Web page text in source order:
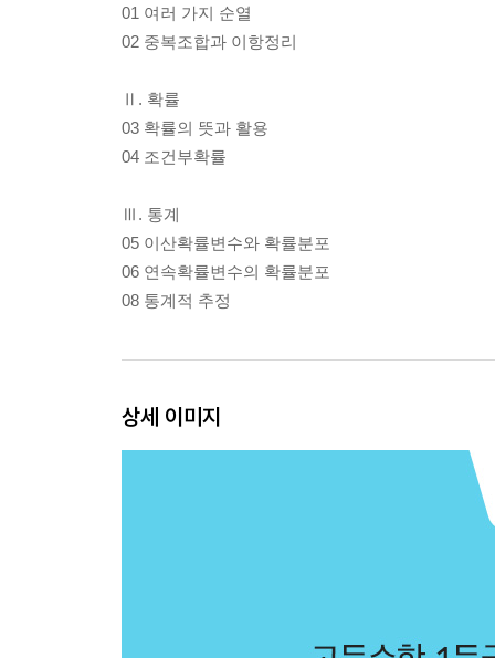
01 여러 가지 순열
02 중복조합과 이항정리
Ⅱ. 확률
03 확률의 뜻과 활용
04 조건부확률
Ⅲ. 통계
05 이산확률변수와 확률분포
06 연속확률변수의 확률분포
08 통계적 추정
상세 이미지